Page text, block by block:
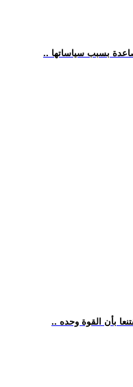
بسبب سياساتها
بأن القوة وحده